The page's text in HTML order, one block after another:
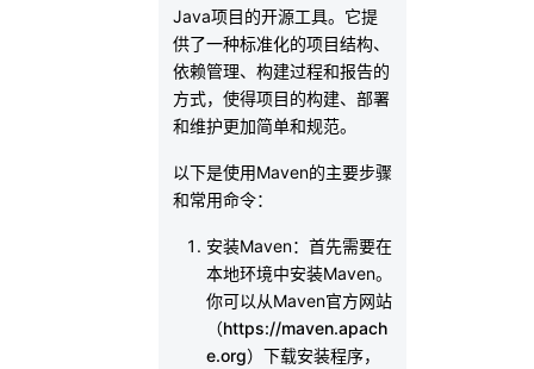
Java项目的开源工具。它提
供了一种标准化的项目结构、
依赖管理、构建过程和报告的
方式，使得项目的构建、部署
和维护更加简单和规范。
以下是使用Maven的主要步骤
和常用命令：
安装Maven：首先需要在
本地环境中安装Maven。
你可以从Maven官方网站
（https://maven.apach
e.org）下载安装程序，